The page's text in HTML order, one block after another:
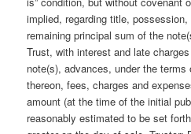
implied, regarding title,
remaining principal sum of the
Trust, with interest and late
note(s), advances, under the
thereon, fees, charges and
amount (at the time of the initial
reasonably estimated to be set